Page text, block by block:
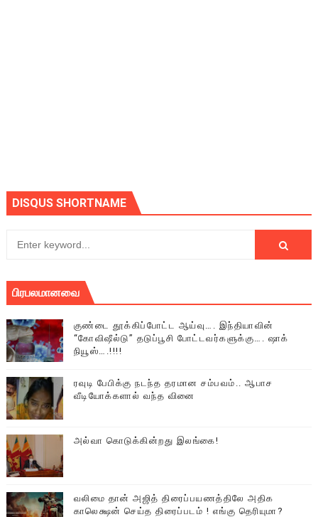
DISQUS SHORTNAME
பிரபலமானவை
குண்டை தூக்கிப்போட்ட ஆய்வு…. இந்தியாவின்
“கோவிஷீல்டு” தடுப்பூசி போட்டவர்களுக்கு…. ஷாக்
நியூஸ்….!!!!
ரவுடி பேபிக்கு நடந்த தரமான சம்பவம்.. ஆபாச
வீடியோக்களால் வந்த வினை
அல்வா கொடுக்கின்றது இலங்கை!
வலிமை தான் அஜித் திரைப்பயணத்திலே அதிக
காலெக்ஷன் செய்த திரைப்படம் ! எங்கு தெரியுமா?